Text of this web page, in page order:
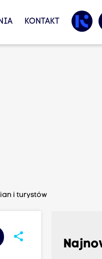
KONTAKT
i turystów
share